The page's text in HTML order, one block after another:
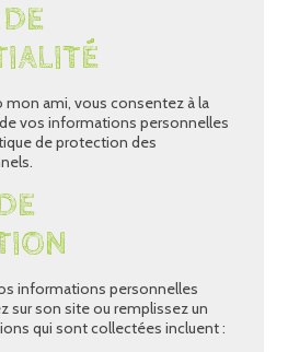
mon ami, vous consentez à la
vos informations personnelles
de protection des
informations personnelles
sur son site ou remplissez un
qui sont collectées incluent :